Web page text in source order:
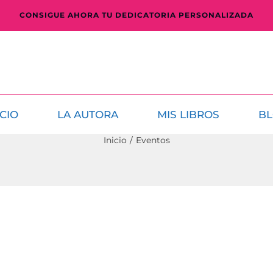
CONSIGUE AHORA TU DEDICATORIA PERSONALIZADA
LA AUTORA MIS LIBROS
Inicio / Eventos